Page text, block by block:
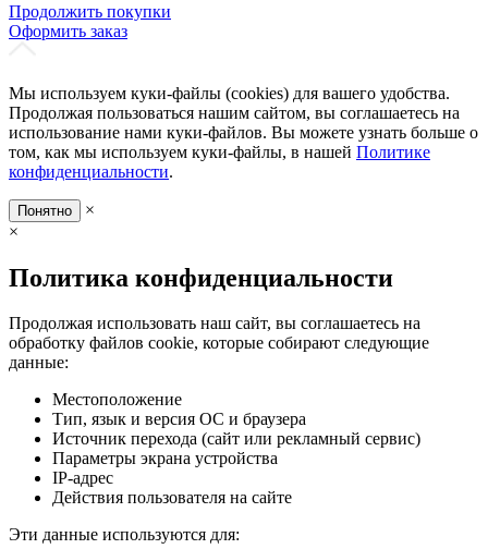
Продолжить покупки
Оформить заказ
Мы используем куки-файлы (cookies) для вашего удобства.
Продолжая пользоваться нашим сайтом, вы соглашаетесь на
использование нами куки-файлов. Вы можете узнать больше о
том, как мы используем куки-файлы, в нашей Политике
конфиденциальности.
Понятно
×
×
Политика конфиденциальности
Продолжая использовать наш сайт, вы соглашаетесь на
обработку файлов cookie, которые собирают следующие
данные:
Местоположение
Тип, язык и версия ОС и браузера
Источник перехода (сайт или рекламный сервис)
Параметры экрана устройства
IP-адрес
Действия пользователя на сайте
Эти данные используются для: